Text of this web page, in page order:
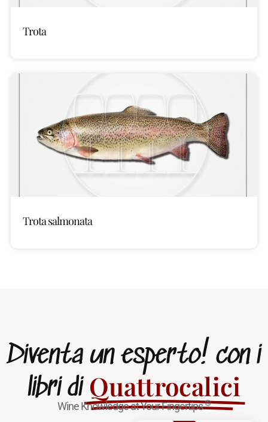
Trota
Trota salmonata
Diventa un esperto! con i
libri di Quattrocalici
Wine Knowledge at Your Fingertips®